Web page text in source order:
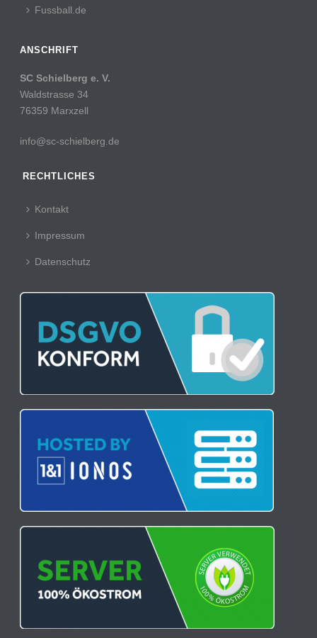
Fussball.de
ANSCHRIFT
SC Schielberg e. V.
Waldstrasse 34
76359 Marxzell
info@sc-schielberg.de
RECHTLICHES
Kontakt
Impressum
Datenschutz